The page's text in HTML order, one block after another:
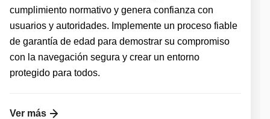
cumplimiento normativo y genera confianza con
usuarios y autoridades. Implemente un proceso fiable
de garantía de edad para demostrar su compromiso
con la navegación segura y crear un entorno
protegido para todos.
Ver más